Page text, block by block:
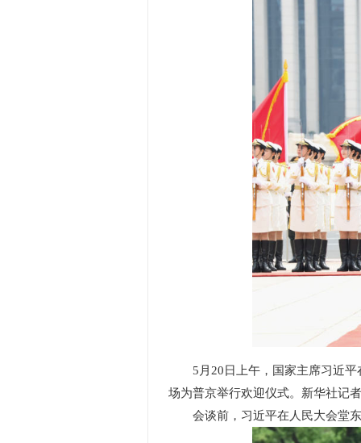
5月20日上午，国家主席习近
场为普京举行欢迎仪式。新华社记
会谈前，习近平在人民大会堂东